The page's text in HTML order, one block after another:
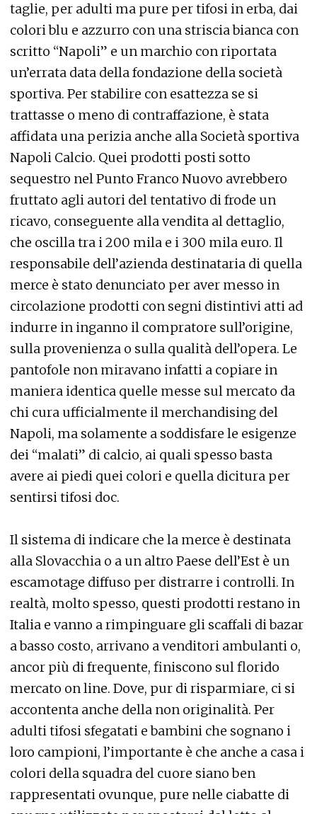
taglie, per adulti ma pure per tifosi in erba, dai
colori blu e azzurro con una striscia bianca con
scritto “Napoli” e un marchio con riportata
un’errata data della fondazione della società
sportiva. Per stabilire con esattezza se si
trattasse o meno di contraffazione, è stata
affidata una perizia anche alla Società sportiva
Napoli Calcio. Quei prodotti posti sotto
sequestro nel Punto Franco Nuovo avrebbero
fruttato agli autori del tentativo di frode un
ricavo, conseguente alla vendita al dettaglio,
che oscilla tra i 200 mila e i 300 mila euro. Il
responsabile dell’azienda destinataria di quella
merce è stato denunciato per aver messo in
circolazione prodotti con segni distintivi atti ad
indurre in inganno il compratore sull’origine,
sulla provenienza o sulla qualità dell’opera. Le
pantofole non miravano infatti a copiare in
maniera identica quelle messe sul mercato da
chi cura ufficialmente il merchandising del
Napoli, ma solamente a soddisfare le esigenze
dei “malati” di calcio, ai quali spesso basta
avere ai piedi quei colori e quella dicitura per
sentirsi tifosi doc.
Il sistema di indicare che la merce è destinata
alla Slovacchia o a un altro Paese dell’Est è un
escamotage diffuso per distrarre i controlli. In
realtà, molto spesso, questi prodotti restano in
Italia e vanno a rimpinguare gli scaffali di bazar
a basso costo, arrivano a venditori ambulanti o,
ancor più di frequente, finiscono sul florido
mercato on line. Dove, pur di risparmiare, ci si
accontenta anche della non originalità. Per
adulti tifosi sfegatati e bambini che sognano i
loro campioni, l’importante è che anche a casa i
colori della squadra del cuore siano ben
rappresentati ovunque, pure nelle ciabatte di